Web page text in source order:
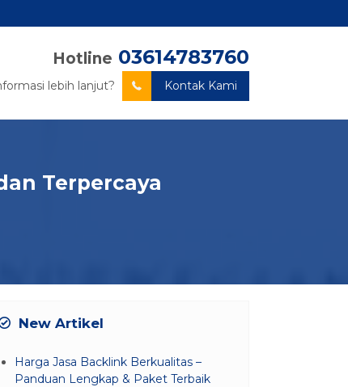
Hotline 03614783760
lebih lanjut? Kontak Kami
Terpercaya
New Artikel
Harga Jasa Backlink Berkualitas –
Panduan Lengkap & Paket Terbaik